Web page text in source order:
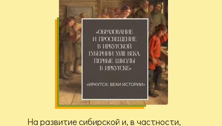
На развитие сибирской и, в частности,